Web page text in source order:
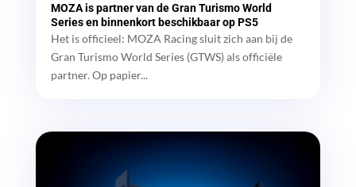
MOZA is partner van de Gran Turismo World
Series en binnenkort beschikbaar op PS5
Het is officieel: MOZA Racing sluit zich aan bij de
Gran Turismo World Series (GTWS) als officiële
partner. Op papier...